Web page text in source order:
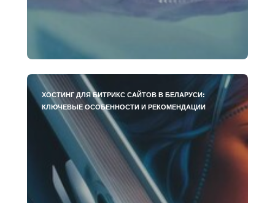
ХОСТИНГ ДЛЯ БИТРИКС САЙТОВ В БЕЛАРУСИ:
КЛЮЧЕВЫЕ ОСОБЕННОСТИ И РЕКОМЕНДАЦИИ